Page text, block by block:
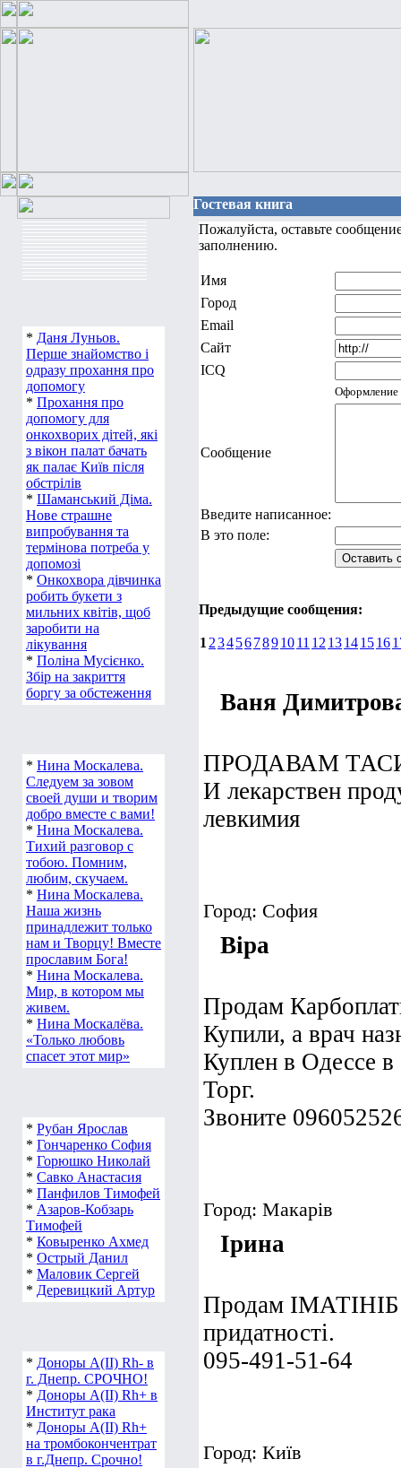
* Даня Луньов.
Перше знайомство і
одразу прохання про
допомогу
* Прохання про
допомогу для
онкохворих дітей, які
з вікон палат бачать
як палає Київ після
обстрілів
* Шаманський Діма.
Нове страшне
випробування та
термінова потреба у
допомозі
* Онкохвора дівчинка
робить букети з
мильних квітів, щоб
заробити на
лікування
* Поліна Мусієнко.
Збір на закриття
боргу за обстеження
* Нина Москалева.
Следуем за зовом
своей души и творим
добро вместе с вами!
* Нина Москалева.
Тихий разговор с
тобою. Помним,
любим, скучаем.
* Нина Москалева.
Наша жизнь
принадлежит только
нам и Творцу! Вместе
прославим Бога!
* Нина Москалева.
Мир, в котором мы
живем.
* Нина Москалёва.
«Только любовь
спасет этот мир»
* Рубан Ярослав
* Гончаренко София
* Горюшко Николай
* Савко Анастасия
* Панфилов Тимофей
* Азаров-Кобзарь
Тимофей
* Ковыренко Ахмед
* Острый Данил
* Маловик Сергей
* Деревицкий Артур
* Доноры А(ІІ) Rh- в
г. Днепр. СРОЧНО!
* Доноры А(ІІ) Rh+ в
Институт рака
* Доноры А(ІІ) Rh+
на тромбокончентрат
в г.Днепр. Срочно!
Гостевая книга
Пожалуйста, оставьте
заполнению.
Имя
Город
Email
Сайт
ICQ
Сообщение
Введите написанное:
В это поле:
Предыдущие сообщения:
1 234567891011 12 13141516
Ваня
ПРОДАВАМ
И лекарствен
левкимия
Город: София
Віра
Продам
Купили, а врач
Куплен в Одессе в
Торг.
Звоните
Город: Макарів
Ірина
Продам ІМАТІНІБ
придатності.
095-491-51-64
Город: Київ